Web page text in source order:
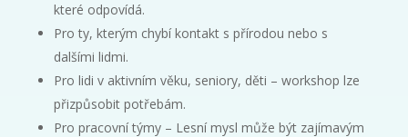
které odpovídá.
Pro ty, kterým chybí kontakt s přírodou nebo s
dalšími lidmi.
Pro lidi v aktivním věku, seniory, děti – workshop lze
přizpůsobit potřebám.
Pro pracovní týmy – Lesní mysl může být zajímavým